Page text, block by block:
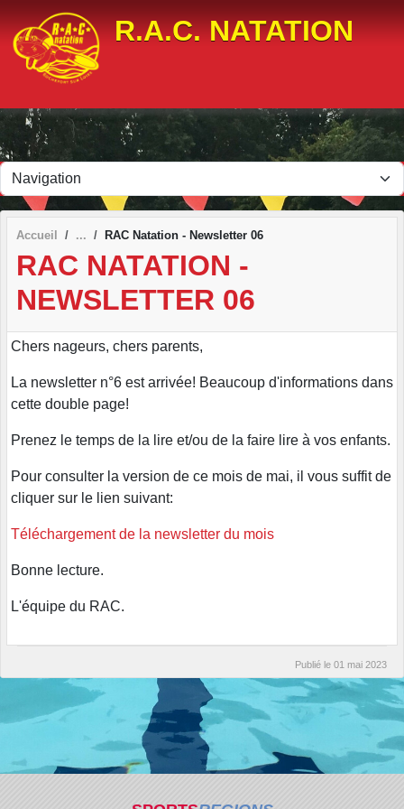
R.A.C. NATATION
Accueil RAC Natation - Newsletter 06
RAC NATATION -
NEWSLETTER 06
Chers nageurs, chers parents,
La newsletter n°6 est arrivée! Beaucoup d'informations dans
cette double page!
Prenez le temps de la lire et/ou de la faire lire à vos enfants.
Pour consulter la version de ce mois de mai, il vous suffit de
cliquer sur le lien suivant:
Téléchargement de la newsletter du mois
Bonne lecture.
L'équipe du RAC.
Publié le 01 mai 2023
Panneau de gestion des cookies